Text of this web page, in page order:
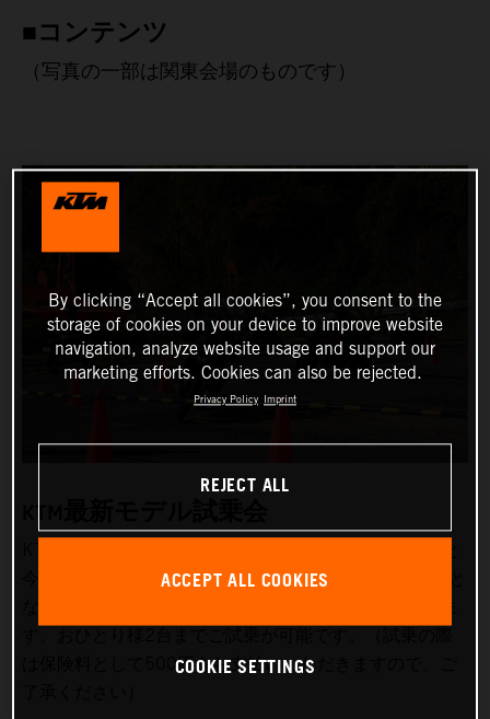
■コンテンツ
（写真の一部は関東会場のものです）
今回は、MVアグスタも追加！会場内での先導付き試乗と
は保険料として500円をお支払いいただきますので、ご
By clicking “Accept all cookies”, you consent to the
storage of cookies on your device to improve website
navigation, analyze website usage and support our
marketing efforts. Cookies can also be rejected.
Privacy Policy Imprint
REJECT ALL
ACCEPT ALL COOKIES
COOKIE SETTINGS